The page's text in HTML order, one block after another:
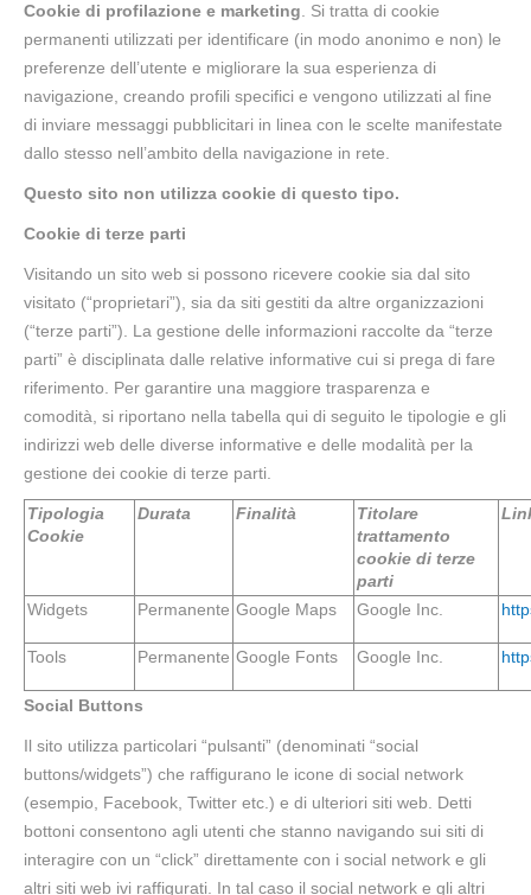
Cookie di profilazione e marketing . Si tratta di cookie
permanenti utilizzati per identificare (in modo anonimo e non) le
preferenze dell’utente e migliorare la sua esperienza di
navigazione, creando profili specifici e vengono utilizzati al fine
di inviare messaggi pubblicitari in linea con le scelte manifestate
dallo stesso nell’ambito della navigazione in rete.
Questo sito non utilizza cookie di questo tipo.
Cookie di terze parti
Visitando un sito web si possono ricevere cookie sia dal sito
visitato (“proprietari”), sia da siti gestiti da altre organizzazioni
(“terze parti”). La gestione delle informazioni raccolte da “terze
parti” è disciplinata dalle relative informative cui si prega di fare
riferimento. Per garantire una maggiore trasparenza e
comodità, si riportano nella tabella qui di seguito le tipologie e gli
indirizzi web delle diverse informative e delle modalità per la
gestione dei cookie di terze parti.
Tipologia
Cookie
Durata Finalità
Titolare
trattamento
cookie di terze
parti
Widgets Permanente Google Maps Google Inc.
Tools Permanente Google Fonts Google Inc.
Social Buttons
Il sito utilizza particolari “pulsanti” (denominati “social
buttons/widgets”) che raffigurano le icone di social network
(esempio, Facebook, Twitter etc.) e di ulteriori siti web. Detti
bottoni consentono agli utenti che stanno navigando sui siti di
interagire con un “click” direttamente con i social network e gli
altri siti web ivi raffigurati. In tal caso il social network e gli altri